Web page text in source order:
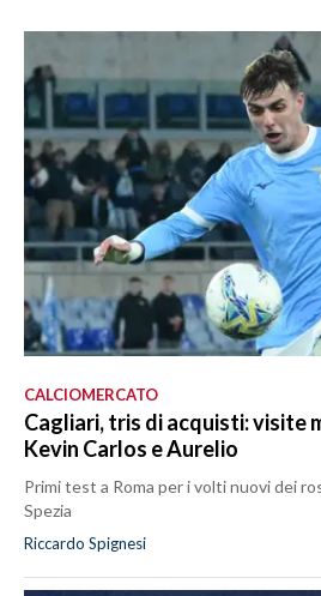
CALCIOMERCATO
Cagliari, tris di acquisti: visite
Kevin Carlos e Aurelio
Primi test a Roma per i volti nuovi dei
Spezia
Riccardo Spignesi